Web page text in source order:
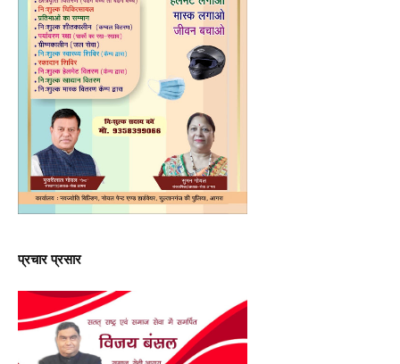
प्रचार प्रसार